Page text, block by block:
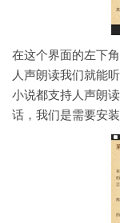
在这个界面的左下
人声朗读我们就能
小说都支持人声朗
话，我们是需要安